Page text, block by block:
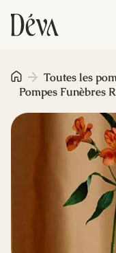
Obsèques
Prévoyance
Monument
Livraison de
Toutes les
Pompes Funèbres